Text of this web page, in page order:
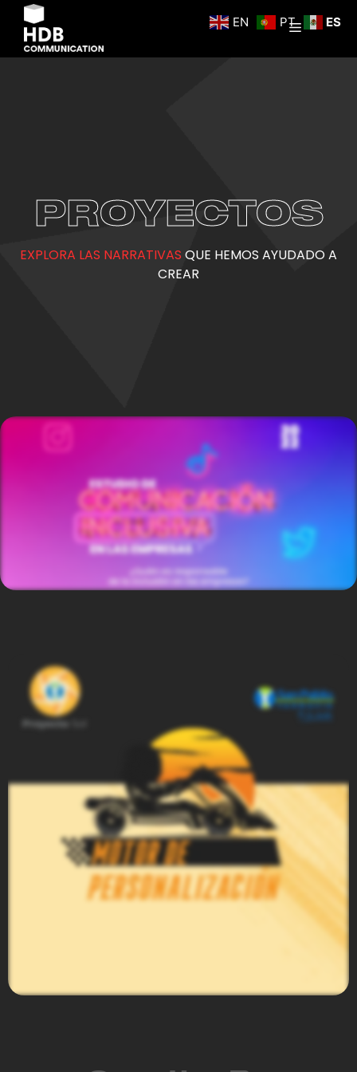
PROYECTOS
EXPLORA LAS NARRATIVAS QUE HEMOS AYUDADO A
CREAR
Estudio de Comunicación
Inclusiva en las Empresas
EN PT ES